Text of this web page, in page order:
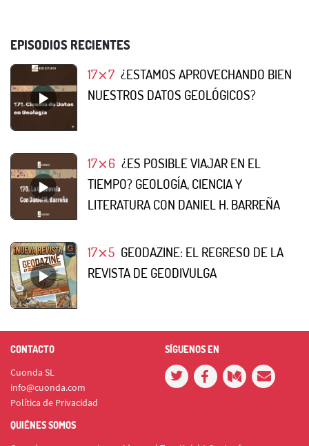
EPISODIOS RECIENTES
17⨯7 ¿ESTAMOS APROVECHANDO BIEN
NUESTROS DATOS GEOLÓGICOS?
17⨯6 ¿ES POSIBLE VIAJAR EN EL
TIEMPO? GEOLOGÍA, CIENCIA Y
LITERATURA CON DANIEL H. BARREÑA
17⨯5 GEODAZINE: EL REGRESO DE LA
REVISTA DE GEODIVULGA
CONTACTO
Cuonda SL
info@cuonda.com
Política de Privacidad
SÍGUENOS EN
QUIÉNES SOMOS